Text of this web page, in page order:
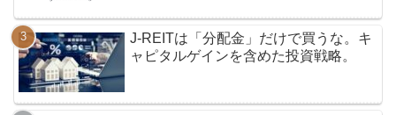
J-REITは「分配金」だけで買うな。キ
ャピタルゲインを含めた投資戦略。